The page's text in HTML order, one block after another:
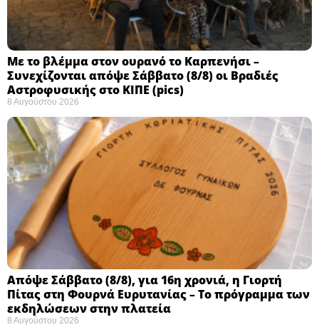
Με το βλέμμα στον ουρανό το Καρπενήσι –
Συνεχίζονται απόψε Σάββατο (8/8) οι Βραδιές
Αστροφυσικής στο ΚΙΠΕ (pics)
8 Αυγούστου 2026
Απόψε Σάββατο (8/8), για 16η χρονιά, η Γιορτή
Πίτας στη Φουρνά Ευρυτανίας – Το πρόγραμμα των
εκδηλώσεων στην πλατεία
8 Αυγούστου 2026